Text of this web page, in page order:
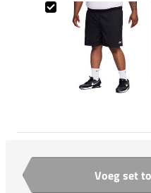
Nike Sportswear Woven Flow Short
Aantal Voeg set